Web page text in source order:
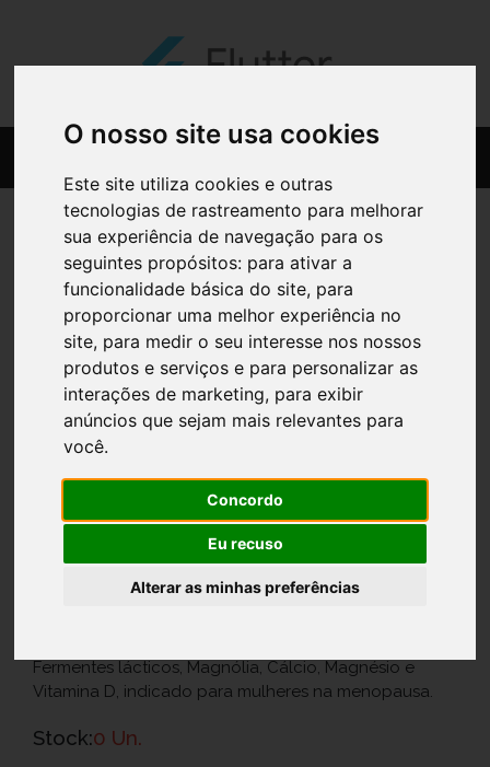
O nosso site usa cookies
Este site utiliza cookies e outras
tecnologias de rastreamento para melhorar
sua experiência de navegação para os
seguintes propósitos: para ativar a
funcionalidade básica do site, para
proporcionar uma melhor experiência no
site, para medir o seu interesse nos nossos
produtos e serviços e para personalizar as
interações de marketing, para exibir
anúncios que sejam mais relevantes para
você.
Concordo
Eu recuso
Alterar as minhas preferências
ESTROMINERAL SERE COMP
SERENA X 30
Fermentes lácticos, Magnólia, Cálcio, Magnésio e
Vitamina D, indicado para mulheres na menopausa.
Stock:0 Un.